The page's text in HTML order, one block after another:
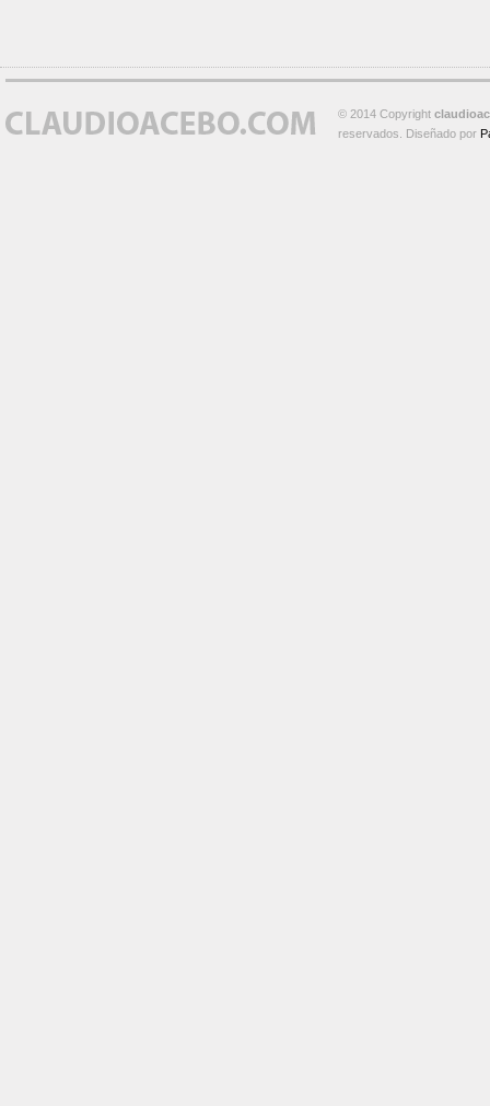
© 2014 Copyright
reservados. Diseñado por